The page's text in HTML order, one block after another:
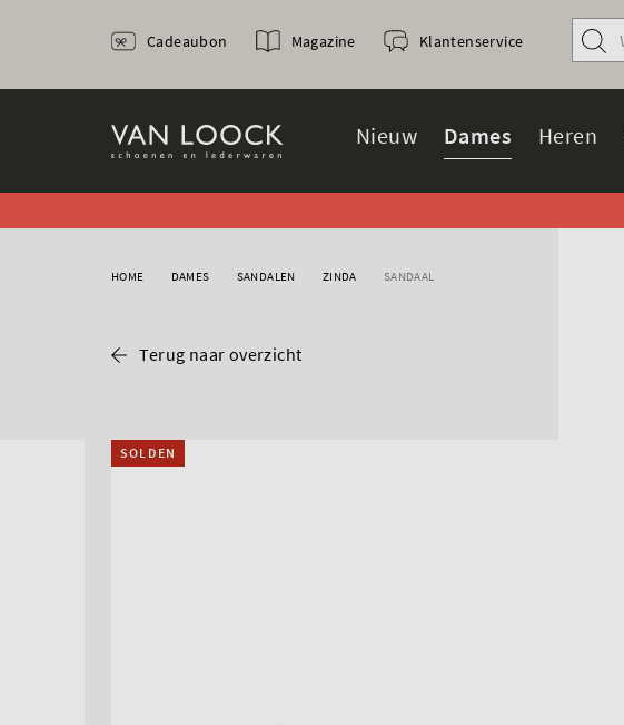
Nieuw Dames Heren
Cadeaubon Magazine Klantenservice
HOME DAMES SANDALEN ZINDA SANDAAL
Terug naar overzicht
SOLDEN